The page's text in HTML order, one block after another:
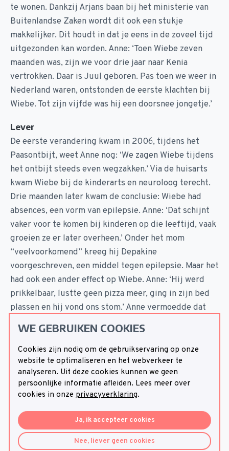
te wonen. Dankzij Arjans baan bij het ministerie van
Buitenlandse Zaken wordt dit ook een stukje
makkelijker. Dit houdt in dat je eens in de zoveel tijd
uitgezonden kan worden. Anne: ‘Toen Wiebe zeven
maanden was, zijn we voor drie jaar naar Kenia
vertrokken. Daar is Juul geboren. Pas toen we weer in
Nederland waren, ontstonden de eerste klachten bij
Wiebe. Tot zijn vijfde was hij een doorsnee jongetje.’
Lever
De eerste verandering kwam in 2006, tijdens het
Paasontbijt, weet Anne nog: ‘We zagen Wiebe tijdens
het ontbijt steeds even wegzakken.’ Via de huisarts
kwam Wiebe bij de kinderarts en neuroloog terecht.
Drie maanden later kwam de conclusie: Wiebe had
absences, een vorm van epilepsie. Anne: ‘Dat schijnt
vaker voor te komen bij kinderen op die leeftijd, vaak
groeien ze er later overheen.’ Onder het mom
“veelvoorkomend” kreeg hij Depakine
voorgeschreven, een middel tegen epilepsie. Maar het
had ook een ander effect op Wiebe. Anne: ‘Hij werd
prikkelbaar, lustte geen pizza meer, ging in zijn bed
plassen en hij vond ons stom.’ Anne vermoedde dat
gebeld. ‘Die bedacht dat een ander middel misschien
beter was. De Depakine werd afgebouwd en een ander
anti-epilepticum werd opgebouwd.’ Maar Wiebe werd
niet beter, vertelt Anne: ‘Binnen tien dagen lag hij
alleen nog maar op de bank te slapen. Uiteindelijk zijn
coma.’ Daar kwam men erachter dat zijn lever het niet
meer deed. Anne: ‘Wiebe moest een
levertransplantatie ondergaan. Heel toevallig kwam
WE GEBRUIKEN COOKIES
Cookies zijn nodig om de gebruikservaring op onze
website te optimaliseren en het webverkeer te
analyseren. Uit deze cookies kunnen we geen
persoonlijke informatie afleiden. Lees meer over
cookies in onzeprivacyverklaring.
Ja, ik accepteer cookies
Nee, liever geen cookies